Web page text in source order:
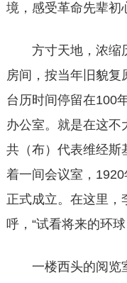
境，感受革命先辈初
方寸天地，浓缩
房间，按当年旧貌复
台历时间停留在100
办公室。就是在这不
共（布）代表维经斯
着一间会议室，
正式成立。在这里，
呼，“试看将来的环
一楼西头的阅览